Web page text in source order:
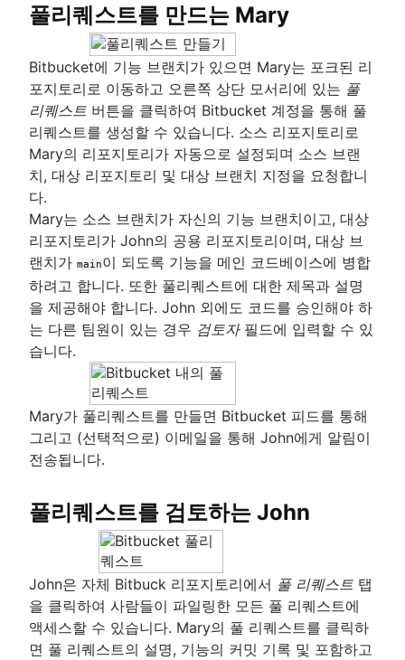
풀리퀘스트를 만드는 Mary
Bitbucket에 기능 브랜치가 있으면 Mary는 포크된 리
포지토리로 이동하고 오른쪽 상단 모서리에 있는 풀
리퀘스트 버튼을 클릭하여 Bitbucket 계정을 통해 풀
리퀘스트를 생성할 수 있습니다. 소스 리포지토리로
Mary의 리포지토리가 자동으로 설정되며 소스 브랜
치, 대상 리포지토리 및 대상 브랜치 지정을 요청합니
다.
Mary는 소스 브랜치가 자신의 기능 브랜치이고, 대상
리포지토리가 John의 공용 리포지토리이며, 대상 브
랜치가 main이 되도록 기능을 메인 코드베이스에 병합
하려고 합니다. 또한 풀리퀘스트에 대한 제목과 설명
을 제공해야 합니다. John 외에도 코드를 승인해야 하
는 다른 팀원이 있는 경우 검토자필드에 입력할 수 있
습니다.
Mary가 풀리퀘스트를 만들면 Bitbucket 피드를 통해
그리고 (선택적으로) 이메일을 통해 John에게 알림이
전송됩니다.
풀리퀘스트를 검토하는 John
John은 자체 Bitbuck 리포지토리에서 풀 리퀘스트 탭
을 클릭하여 사람들이 파일링한 모든 풀 리퀘스트에
액세스할 수 있습니다. Mary의 풀 리퀘스트를 클릭하
면 풀 리퀘스트의 설명, 기능의 커밋 기록 및 포함하고